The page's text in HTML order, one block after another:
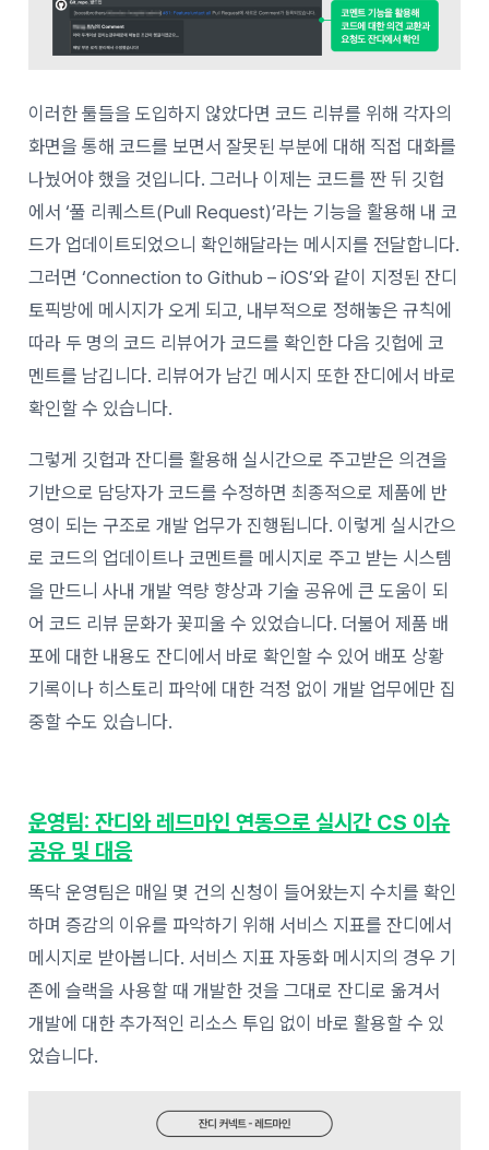
이러한 툴들을 도입하지 않았다면 코드 리뷰를 위해 각자의
화면을 통해 코드를 보면서 잘못된 부분에 대해 직접 대화를
나눴어야 했을 것입니다. 그러나 이제는 코드를 짠 뒤 깃헙
에서 ‘풀 리퀘스트(Pull Request)’라는 기능을 활용해 내 코
드가 업데이트되었으니 확인해달라는 메시지를 전달합니다.
그러면 ‘Connection to Github – iOS’와 같이 지정된 잔디
토픽방에 메시지가 오게 되고, 내부적으로 정해놓은 규칙에
따라 두 명의 코드 리뷰어가 코드를 확인한 다음 깃헙에 코
멘트를 남깁니다. 리뷰어가 남긴 메시지 또한 잔디에서 바로
확인할 수 있습니다.
그렇게 깃헙과 잔디를 활용해 실시간으로 주고받은 의견을
기반으로 담당자가 코드를 수정하면 최종적으로 제품에 반
영이 되는 구조로 개발 업무가 진행됩니다. 이렇게 실시간으
로 코드의 업데이트나 코멘트를 메시지로 주고 받는 시스템
을 만드니 사내 개발 역량 향상과 기술 공유에 큰 도움이 되
어 코드 리뷰 문화가 꽃피울 수 있었습니다. 더불어 제품 배
포에 대한 내용도 잔디에서 바로 확인할 수 있어 배포 상황
기록이나 히스토리 파악에 대한 걱정 없이 개발 업무에만 집
중할 수도 있습니다.
운영팀: 잔디와 레드마인 연동으로 실시간 CS 이슈
공유 및 대응
똑닥 운영팀은 매일 몇 건의 신청이 들어왔는지 수치를 확인
하며 증감의 이유를 파악하기 위해 서비스 지표를 잔디에서
메시지로 받아봅니다. 서비스 지표 자동화 메시지의 경우 기
존에 슬랙을 사용할 때 개발한 것을 그대로 잔디로 옮겨서
개발에 대한 추가적인 리소스 투입 없이 바로 활용할 수 있
었습니다.